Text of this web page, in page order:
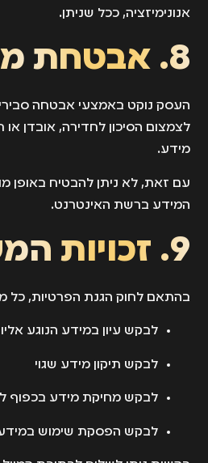
אנונימיזציה, ככל שניתן.
8. אבטחת מידע
העסק נוקט באמצעי אבטחה סבירים,
לצמצום הסיכון לחדירה, אובדן
מידע.
עם זאת, לא ניתן להבטיח
המידע ברשת האינטרנט.
9. זכויות המשתמש
בהתאם לחוק הגנת הפרטיות,
לבקש עיון במידע הנוגע אליו
לבקש תיקון מידע שגוי
לבקש מחיקת מידע בכפוף
לבקש הפסקת שימוש במידע